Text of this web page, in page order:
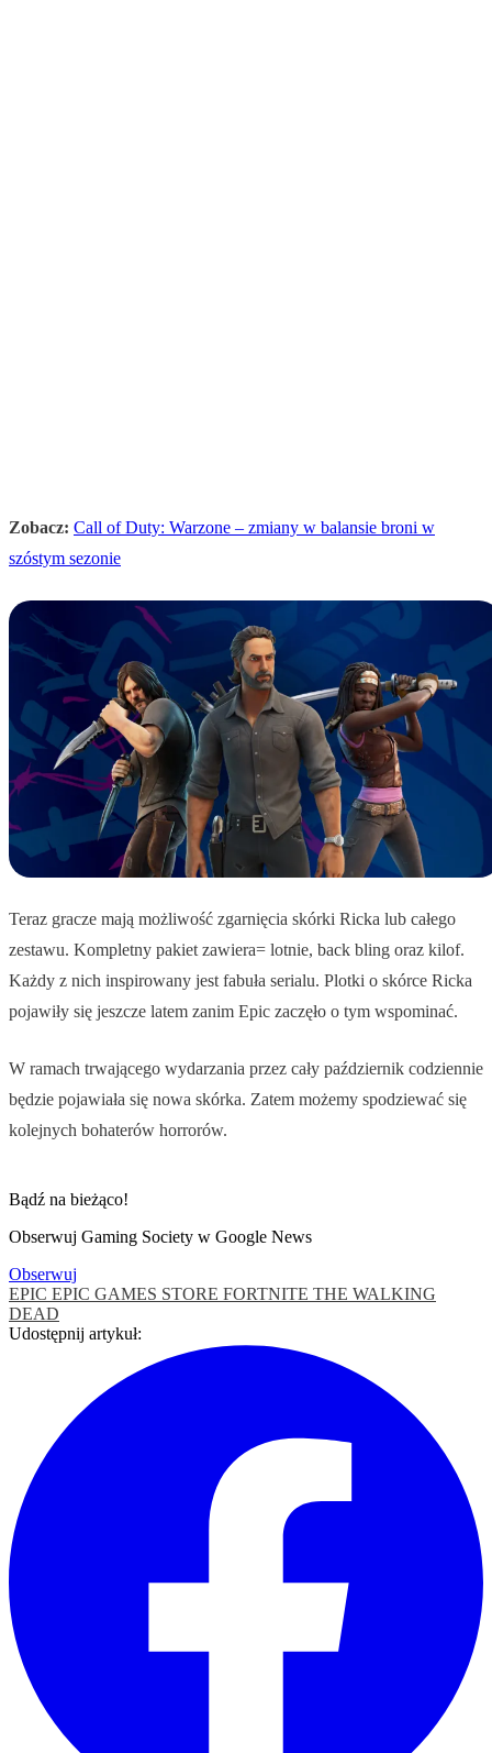
Zobacz: Call of Duty: Warzone – zmiany w balansie broni w
szóstym sezonie
Teraz gracze mają możliwość zgarnięcia skórki Ricka lub całego
zestawu. Kompletny pakiet zawiera= lotnie, back bling oraz kilof.
Każdy z nich inspirowany jest fabuła serialu. Plotki o skórce Ricka
pojawiły się jeszcze latem zanim Epic zaczęło o tym wspominać.
W ramach trwającego wydarzania przez cały październik codziennie
będzie pojawiała się nowa skórka. Zatem możemy spodziewać się
kolejnych bohaterów horrorów.
Bądź na bieżąco!
Obserwuj Gaming Society w Google News
Obserwuj
EPIC EPIC GAMES STORE FORTNITE THE WALKING
DEAD
Udostępnij artykuł: